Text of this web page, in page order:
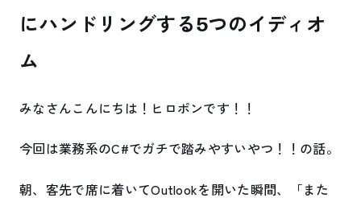
にハンドリングする5つのイディオ
ム
みなさんこんにちは！ヒロポンです！！
今回は業務系のC#でガチで踏みやすいやつ！！の話。
朝、客先で席に着いてOutlookを開いた瞬間、「また